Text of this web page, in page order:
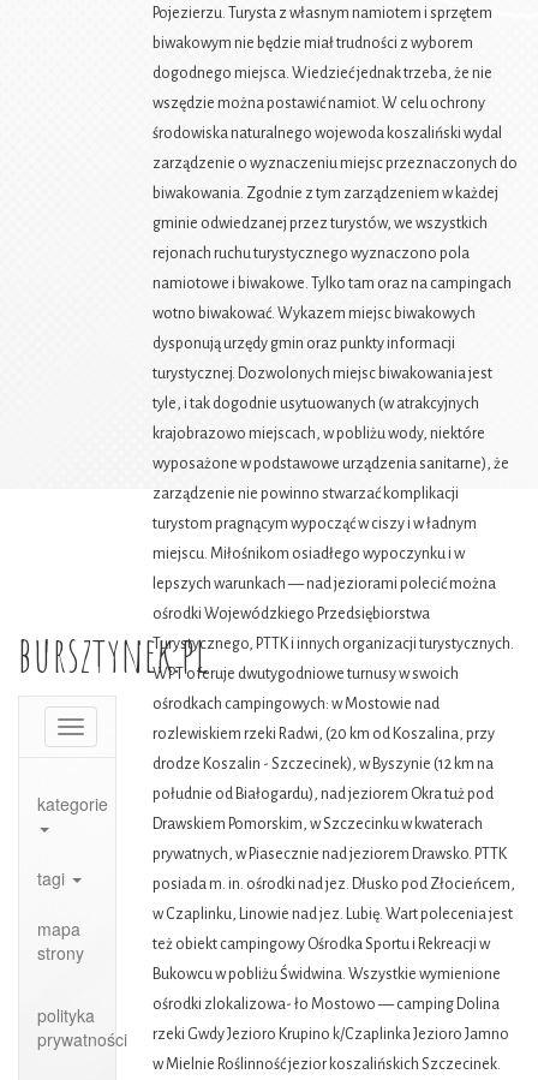
bursztynek.pl
Toggle
navigation
kategorie
tagi
mapa
strony
polityka
prywatności
Pojezierzu. Turysta z własnym namiotem i sprzętem
biwakowym nie będzie miał trudności z wyborem
dogodnego miejsca. Wiedzieć jednak trzeba, że nie
wszędzie można postawić namiot. W celu ochrony
środowiska naturalnego wojewoda koszaliński wydal
zarządzenie o wyznaczeniu miejsc przeznaczonych do
biwakowania. Zgodnie z tym zarządzeniem w każdej
gminie odwiedzanej przez turystów, we wszystkich
rejonach ruchu turystycznego wyznaczono pola
namiotowe i biwakowe. Tylko tam oraz na campingach
wotno biwakować. Wykazem miejsc biwakowych
dysponują urzędy gmin oraz punkty informacji
turystycznej. Dozwolonych miejsc biwakowania jest
tyle, i tak dogodnie usytuowanych (w atrakcyjnych
krajobrazowo miejscach, w pobliżu wody, niektóre
wyposażone w podstawowe urządzenia sanitarne), że
zarządzenie nie powinno stwarzać komplikacji
turystom pragnącym wypocząć w ciszy i w ładnym
miejscu. Miłośnikom osiadłego wypoczynku i w
lepszych warunkach — nad jeziorami polecić można
ośrodki Wojewódzkiego Przedsiębiorstwa
Turystycznego, PTTK i innych organizacji turystycznych.
WPT oferuje dwutygodniowe turnusy w swoich
ośrodkach campingowych: w Mostowie nad
rozlewiskiem rzeki Radwi, (20 km od Koszalina, przy
drodze Koszalin - Szczecinek), w Byszynie (12 km na
południe od Białogardu), nad jeziorem Okra tuż pod
Drawskiem Pomorskim, w Szczecinku w kwaterach
prywatnych, w Piasecznie nad jeziorem Drawsko. PTTK
posiada m. in. ośrodki nad jez. Dłusko pod Złocieńcem,
w Czaplinku, Linowie nad jez. Lubię. Wart polecenia jest
też obiekt campingowy Ośrodka Sportu i Rekreacji w
Bukowcu w pobliżu Świdwina. Wszystkie wymienione
ośrodki zlokalizowa- ło Mostowo — camping Dolina
rzeki Gwdy Jezioro Krupino k/Czaplinka Jezioro Jamno
w Mielnie Roślinność jezior koszalińskich Szczecinek.